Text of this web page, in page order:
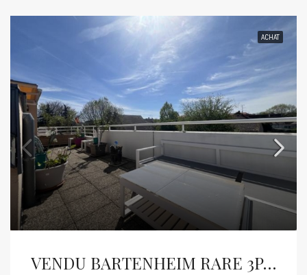
ACHAT
VENDU BARTENHEIM RARE 3P DE 73M² AVEC TERRASSE DE 50M²